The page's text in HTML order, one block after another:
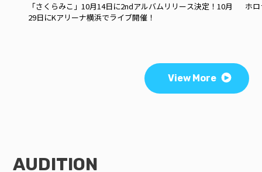
「さくらみこ」10月14日に2ndアルバムリリース決定！10月
29日にKアリーナ横浜でライブ開催！
ホ
View More
AUDITION